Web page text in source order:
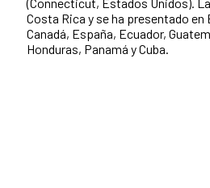
Costa Rica y se ha presentado
Canadá, España, Ecuador,
Honduras, Panamá y Cuba.